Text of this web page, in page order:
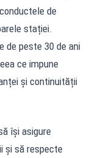
de
stației.
de peste 30 de ani
ce impune
și continuității
își asigure
și să respecte